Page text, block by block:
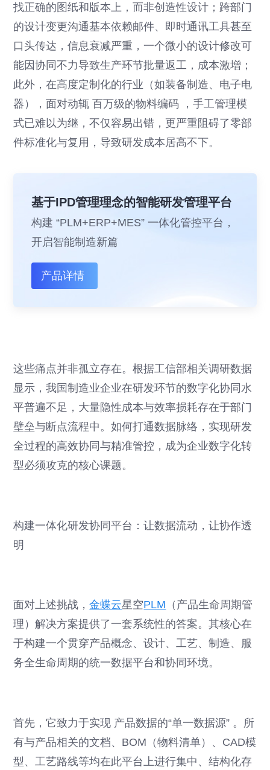
找正确的图纸和版本上，而非创造性设计；跨部门
的设计变更沟通基本依赖邮件、即时通讯工具甚至
口头传达，信息衰减严重，一个微小的设计修改可
能因协同不力导致生产环节批量返工，成本激增；
此外，在高度定制化的行业（如装备制造、电子电
器），面对动辄 百万级的物料编码 ，手工管理模
式已难以为继，不仅容易出错，更严重阻碍了零部
件标准化与复用，导致研发成本居高不下。
基于IPD管理理念的智能研发管理平台
构建 “PLM+ERP+MES” 一体化管控平台，
开启智能制造新篇
产品详情
这些痛点并非孤立存在。根据工信部相关调研数据
显示，我国制造业企业在研发环节的数字化协同水
平普遍不足，大量隐性成本与效率损耗存在于部门
壁垒与断点流程中。如何打通数据脉络，实现研发
全过程的高效协同与精准管控，成为企业数字化转
型必须攻克的核心课题。
构建一体化研发协同平台：让数据流动，让协作透
明
面对上述挑战，金蝶云星空PLM （产品生命周期管
理）解决方案提供了一套系统性的答案。其核心在
于构建一个贯穿产品概念、设计、工艺、制造、服
务全生命周期的统一数据平台和协同环境。
首先，它致力于实现 产品数据的“单一数据源” 。所
有与产品相关的文档、BOM（物料清单）、CAD模
型、工艺路线等均在此平台上进行集中、结构化存